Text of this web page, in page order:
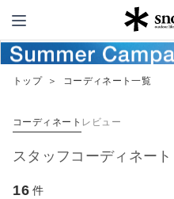
トップ ＞ コーディネート一覧
コーディネート レビュー
スタッフコーディネート
16 件